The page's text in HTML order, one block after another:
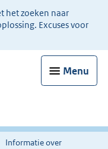
het zoeken naar
Excuses voor
Menu
Informatie over